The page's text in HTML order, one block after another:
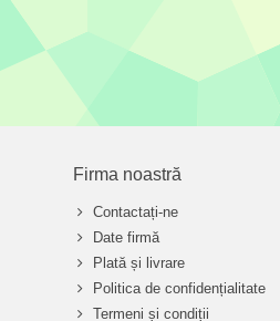
Firma noastră
Contactați-ne
Date firmă
Plată și livrare
Politica de confidențialitate
Termeni și condiții